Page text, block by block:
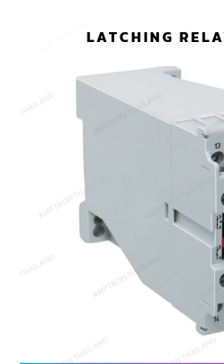
LATCHING